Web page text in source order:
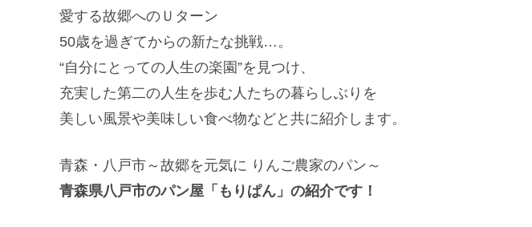
愛する故郷へのＵターン
50歳を過ぎてからの新たな挑戦…。
“自分にとっての人生の楽園”を見つけ、
充実した第二の人生を歩む人たちの暮らしぶりを
美しい風景や美味しい食べ物などと共に紹介します。
青森・八戸市～故郷を元気に りんご農家のパン～
青森県八戸市のパン屋「もりぱん」の紹介です！